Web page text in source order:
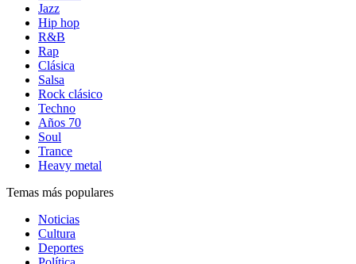
Jazz
Hip hop
R&B
Rap
Clásica
Salsa
Rock clásico
Techno
Años 70
Soul
Trance
Heavy metal
Temas más populares
Noticias
Cultura
Deportes